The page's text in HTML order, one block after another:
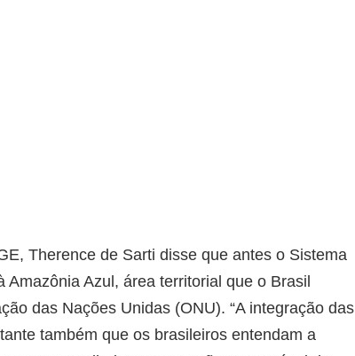
Therence de Sarti disse que antes o Sistema
Azul, área territorial que o Brasil
das Nações Unidas (ONU). “A integração das
também que os brasileiros entendam a